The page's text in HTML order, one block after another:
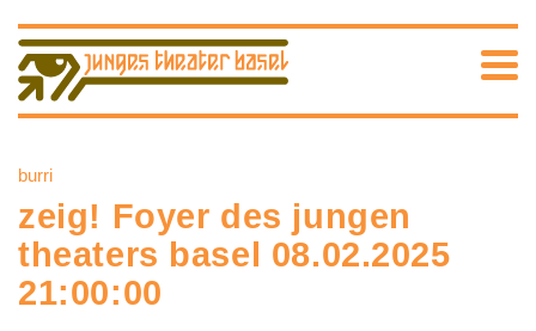
burri
zeig! Foyer des jungen
theaters basel 08.02.2025
21:00:00